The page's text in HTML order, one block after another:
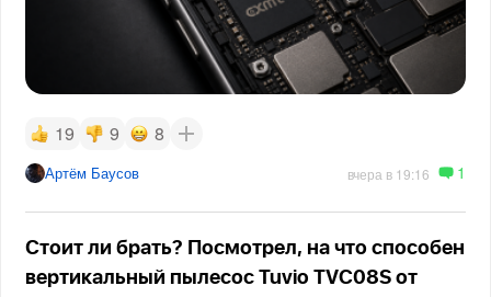
19 9 8
Артём Баусов вчера в 19:16 1
Стоит ли брать? Посмотрел, на что способен
вертикальный пылесос Tuvio TVC08S от